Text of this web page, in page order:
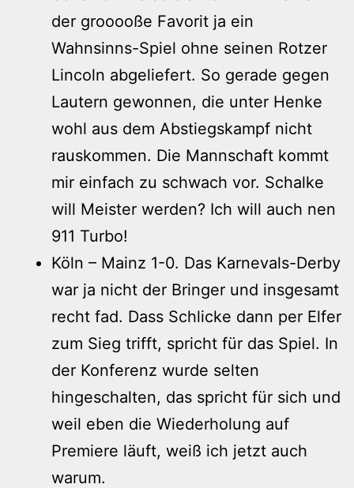
der grooooße Favorit ja ein
Wahnsinns-Spiel ohne seinen Rotzer
Lincoln abgeliefert. So gerade gegen
Lautern gewonnen, die unter Henke
wohl aus dem Abstiegskampf nicht
rauskommen. Die Mannschaft kommt
mir einfach zu schwach vor. Schalke
will Meister werden? Ich will auch nen
911 Turbo!
Köln – Mainz 1-0. Das Karnevals-Derby
war ja nicht der Bringer und insgesamt
recht fad. Dass Schlicke dann per Elfer
zum Sieg trifft, spricht für das Spiel. In
der Konferenz wurde selten
hingeschalten, das spricht für sich und
weil eben die Wiederholung auf
Premiere läuft, weiß ich jetzt auch
warum.